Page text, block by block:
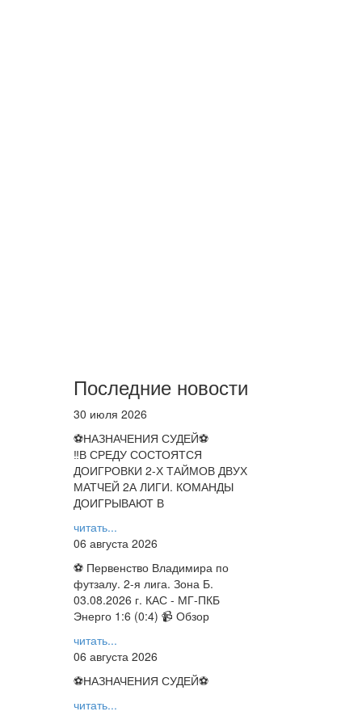
Последние новости
30 июля 2026
⚽НАЗНАЧЕНИЯ СУДЕЙ⚽
‼В СРЕДУ СОСТОЯТСЯ
ДОИГРОВКИ 2-Х ТАЙМОВ ДВУХ
МАТЧЕЙ 2А ЛИГИ. КОМАНДЫ
ДОИГРЫВАЮТ В
читать...
06 августа 2026
⚽ Первенство Владимира по
футзалу. 2-я лига. Зона Б.
03.08.2026 г. КАС - МГ-ПКБ
Энерго 1:6 (0:4) 📹 Обзор
читать...
06 августа 2026
⚽НАЗНАЧЕНИЯ СУДЕЙ⚽
читать...